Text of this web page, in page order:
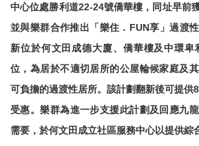
中心位處勝利道22-24號僑華樓，同址早前
並與樂群合作推出 「樂住． FUN享」過渡
新位於何文田成德大廈、僑華樓及中環卑
位，為居於不適切居所的公屋輪候家庭及
可負擔的過渡性居所。該計劃翻新後可提供
受惠。樂群為進一步支援此計劃及回應九
需要，於何文田成立社區服務中心以提供綜